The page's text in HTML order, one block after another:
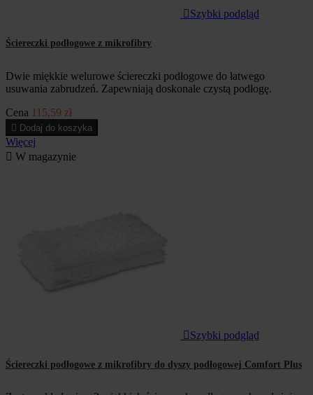
 Szybki podgląd
Ściereczki podłogowe z mikrofibry
Dwie miękkie welurowe ściereczki podłogowe do łatwego
usuwania zabrudzeń. Zapewniają doskonale czystą podłogę.
Cena 115,59 zł
 Dodaj do koszyka
Więcej
 W magazynie
 Szybki podgląd
Ściereczki podłogowe z mikrofibry do dyszy podłogowej Comfort Plus